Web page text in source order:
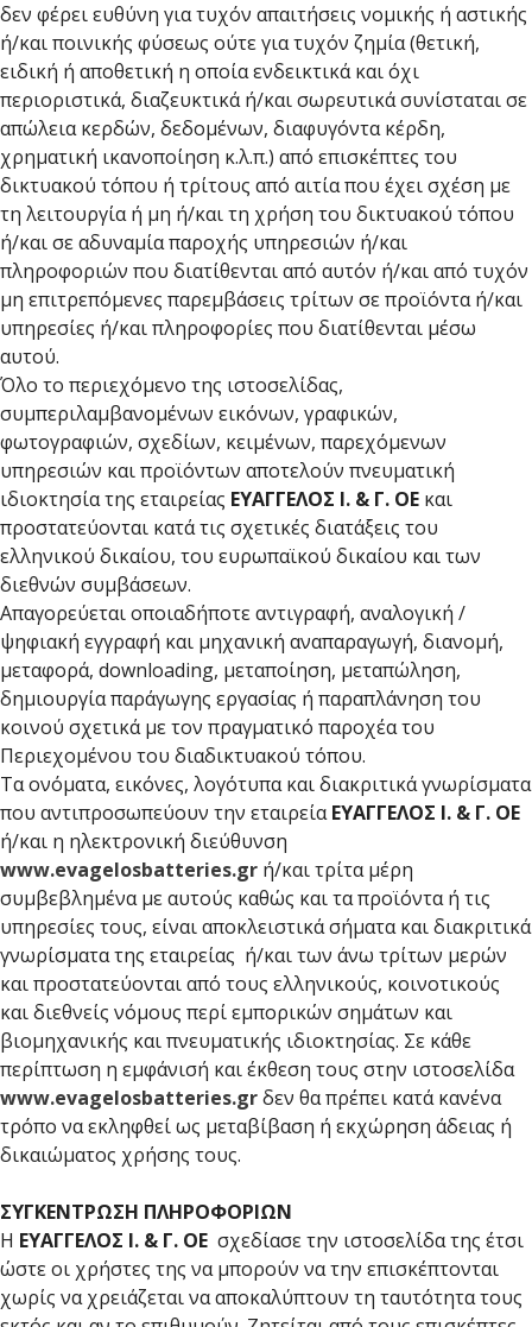
δεν φέρει ευθύνη για τυχόν απαιτήσεις νομικής ή αστικής
ή/και ποινικής φύσεως ούτε για τυχόν ζημία (θετική,
ειδική ή αποθετική η οποία ενδεικτικά και όχι
περιοριστικά, διαζευκτικά ή/και σωρευτικά συνίσταται σε
απώλεια κερδών, δεδομένων, διαφυγόντα κέρδη,
χρηματική ικανοποίηση κ.λ.π.) από επισκέπτες του
δικτυακού τόπου ή τρίτους από αιτία που έχει σχέση με
τη λειτουργία ή μη ή/και τη χρήση του δικτυακού τόπου
ή/και σε αδυναμία παροχής υπηρεσιών ή/και
πληροφοριών που διατίθενται από αυτόν ή/και από τυχόν
μη επιτρεπόμενες παρεμβάσεις τρίτων σε προϊόντα ή/και
υπηρεσίες ή/και πληροφορίες που διατίθενται μέσω
αυτού.
Όλο το περιεχόμενο της ιστοσελίδας,
συμπεριλαμβανομένων εικόνων, γραφικών,
φωτογραφιών, σχεδίων, κειμένων, παρεχόμενων
υπηρεσιών και προϊόντων αποτελούν πνευματική
ιδιοκτησία της εταιρείας ΕΥΑΓΓΕΛΟΣ Ι. & Γ. ΟΕ και
προστατεύονται κατά τις σχετικές διατάξεις του
ελληνικού δικαίου, του ευρωπαϊκού δικαίου και των
διεθνών συμβάσεων.
Απαγορεύεται οποιαδήποτε αντιγραφή, αναλογική /
ψηφιακή εγγραφή και μηχανική αναπαραγωγή, διανομή,
μεταφορά, downloading, μεταποίηση, μεταπώληση,
δημιουργία παράγωγης εργασίας ή παραπλάνηση του
κοινού σχετικά με τον πραγματικό παροχέα του
Περιεχομένου του διαδικτυακού τόπου.
Τα ονόματα, εικόνες, λογότυπα και διακριτικά γνωρίσματα
που αντιπροσωπεύουν την εταιρείαΕΥΑΓΓΕΛΟΣ Ι. & Γ. ΟΕ
ή/και η ηλεκτρονική διεύθυνση
www.evagelosbatteries.gr ή/και τρίτα μέρη
συμβεβλημένα με αυτούς καθώς και τα προϊόντα ή τις
υπηρεσίες τους, είναι αποκλειστικά σήματα και διακριτικά
γνωρίσματα της εταιρείας ή/και των άνω τρίτων μερών
και προστατεύονται από τους ελληνικούς, κοινοτικούς
και διεθνείς νόμους περί εμπορικών σημάτων και
βιομηχανικής και πνευματικής ιδιοκτησίας. Σε κάθε
περίπτωση η εμφάνισή και έκθεση τους στην ιστοσελίδα
www.evagelosbatteries.grδεν θα πρέπει κατά κανένα
τρόπο να εκληφθεί ως μεταβίβαση ή εκχώρηση άδειας ή
δικαιώματος χρήσης τους.
ΣΥΓΚΕΝΤΡΩΣΗ ΠΛΗΡΟΦΟΡΙΩΝ
Η ΕΥΑΓΓΕΛΟΣ Ι. & Γ. ΟΕ σχεδίασε την ιστοσελίδα της έτσι
ώστε οι χρήστες της να μπορούν να την επισκέπτονται
χωρίς να χρειάζεται να αποκαλύπτουν τη ταυτότητα τους